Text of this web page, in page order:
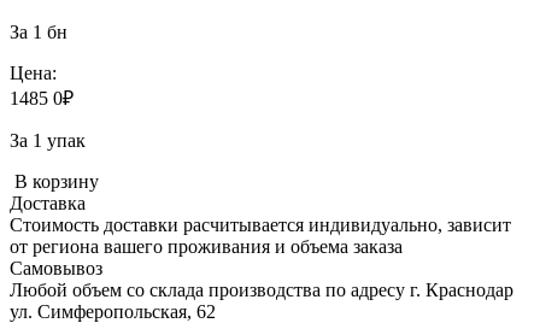
За 1 бн
Цена:
1485 0₽
За 1 упак
В корзину
Доставка
Стоимость доставки расчитывается индивидуально, зависит
от региона вашего проживания и объема заказа
Самовывоз
Любой объем со склада производства по адресу г. Краснодар
ул. Симферопольская, 62